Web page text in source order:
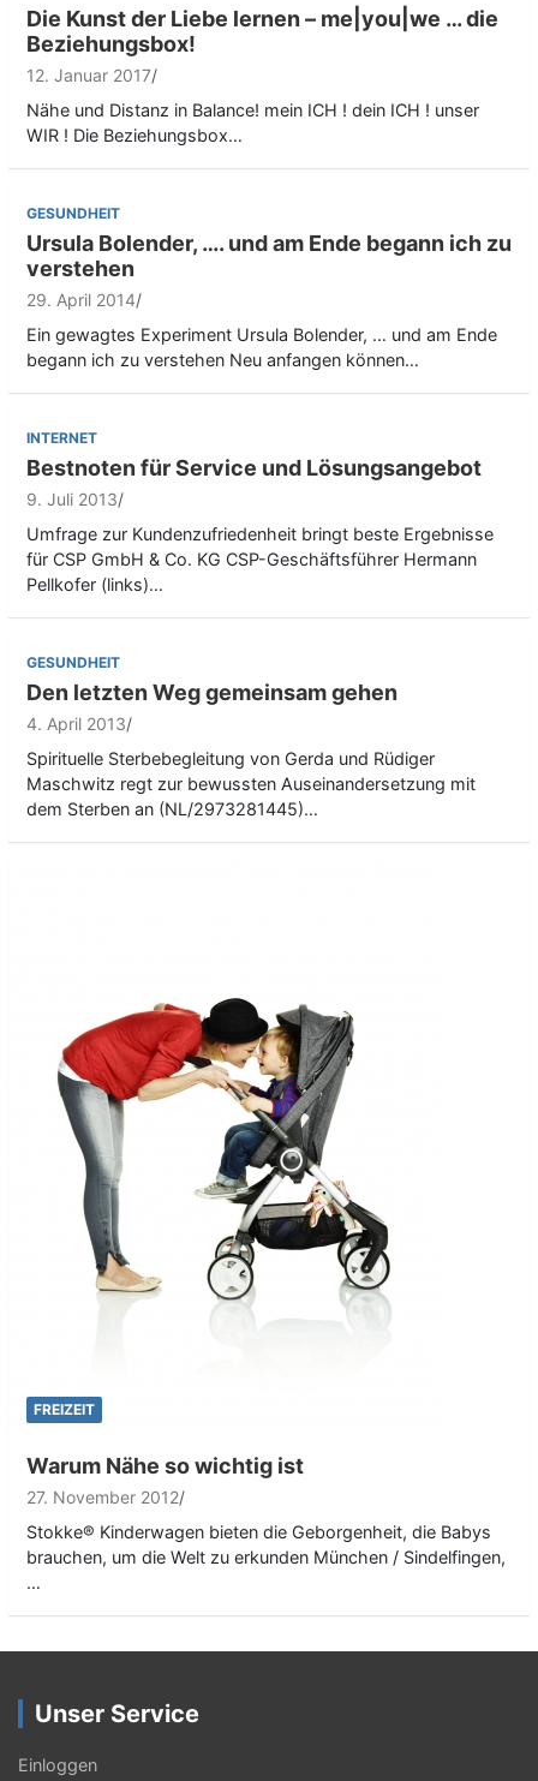
Die Kunst der Liebe lernen – me|you|we … die
Beziehungsbox!
12. Januar 2017
Nähe und Distanz in Balance! mein ICH ! dein ICH ! unser
WIR ! Die Beziehungsbox…
GESUNDHEIT
Ursula Bolender, …. und am Ende begann ich zu
verstehen
29. April 2014
Ein gewagtes Experiment Ursula Bolender, … und am Ende
begann ich zu verstehen Neu anfangen können…
INTERNET
Bestnoten für Service und Lösungsangebot
9. Juli 2013
Umfrage zur Kundenzufriedenheit bringt beste Ergebnisse
für CSP GmbH & Co. KG CSP-Geschäftsführer Hermann
Pellkofer (links)…
GESUNDHEIT
Den letzten Weg gemeinsam gehen
4. April 2013
Spirituelle Sterbebegleitung von Gerda und Rüdiger
Maschwitz regt zur bewussten Auseinandersetzung mit
dem Sterben an (NL/2973281445)…
FREIZEIT
Warum Nähe so wichtig ist
27. November 2012
Stokke® Kinderwagen bieten die Geborgenheit, die Babys
brauchen, um die Welt zu erkunden München / Sindelfingen,
…
Unser Service
Einloggen